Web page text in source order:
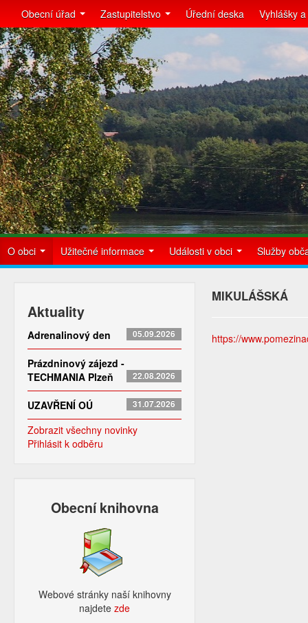
Obecní úřad Zastupitelstvo Úřední deska Vyhlášky
O obci Užitečné informace Události v obci Služby
Aktuality
Adrenalinový den 05.09.2026
Prázdninový zájezd -
TECHMANIA Plzeň
22.08.2026
UZAVŘENÍ OÚ 31.07.2026
Zobrazit všechny novinky
Přihlásit k odběru
Obecní knihovna
Webové stránky naší knihovny
najdetezde​
MIKULÁŠSKÁ
https://